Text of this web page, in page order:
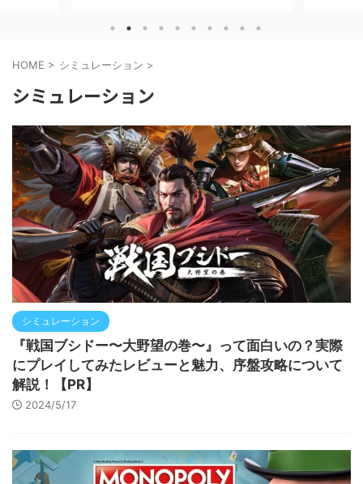
大規模
城を発展
ドフィールド』 について、実際にプレイし
事はプロモーションを含みます。 ダウンロ
ールド GRYPH FRONTIER PTE.LTD.無料
ツ』はこんな人におすすめ！】 アークナイ
ツシリ ...
HOME > シミュレーション >
シミュレーション
シミュレーション
『戦国ブシドー〜大野望の巻〜』って面白いの？実際
にプレイしてみたレビューと魅力、序盤攻略について
解説！【PR】
2024/5/17